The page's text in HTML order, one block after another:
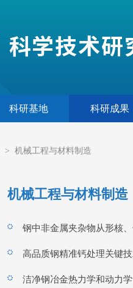
科研基地 科研成果
机械工程与材料制
> 机械工程与材料制造
钢中非金属夹杂物从形核
高品质钢精准钙处理关键
洁净钢冶金热力学和动力